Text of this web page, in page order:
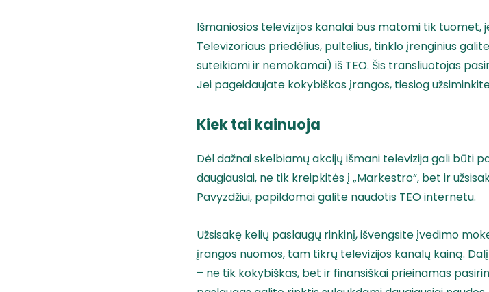
Išmaniosios televizijos kanalai bus matomi tik tuomet,
Televizoriaus priedėlius, pultelius, tinklo įrenginius
suteikiami ir nemokamai) iš TEO. Šis transliuotojas
Jei pageidaujate kokybiškos įrangos, tiesiog
Kiek tai kainuoja
Dėl dažnai skelbiamų akcijų išmani televizija gali būti
daugiausiai, ne tik kreipkitės į „Markestro“, bet ir
Pavyzdžiui, papildomai galite naudotis TEO internetu.
Užsisakę kelių paslaugų rinkinį, išvengsite įvedimo
įrangos nuomos, tam tikrų televizijos kanalų kainą.
– ne tik kokybiškas, bet ir finansiškai prieinamas